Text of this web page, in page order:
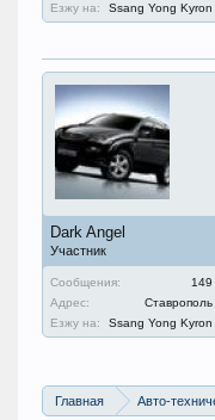
Езжу на:
Ssang Yong Kyron
Dark Angel
Участник
Сообщения:
149
Адрес:
Ставрополь
Езжу на:
Ssang Yong Kyron
Главная Авто-